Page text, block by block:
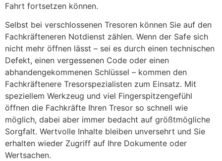
Fahrt fortsetzen können.
Selbst bei verschlossenen Tresoren können Sie auf den
Fachkräfteneren Notdienst zählen. Wenn der Safe sich
nicht mehr öffnen lässt – sei es durch einen technischen
Defekt, einen vergessenen Code oder einen
abhandengekommenen Schlüssel – kommen den
Fachkräftenere Tresorspezialisten zum Einsatz. Mit
speziellem Werkzeug und viel Fingerspitzengefühl
öffnen die Fachkräfte Ihren Tresor so schnell wie
möglich, dabei aber immer bedacht auf größtmögliche
Sorgfalt. Wertvolle Inhalte bleiben unversehrt und Sie
erhalten wieder Zugriff auf Ihre Dokumente oder
Wertsachen.